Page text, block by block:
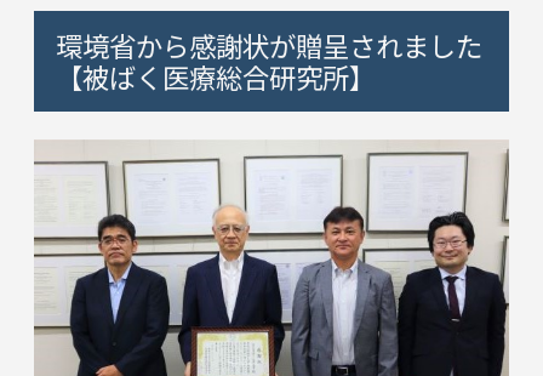
環境省から感謝状が贈呈されました
【被ばく医療総合研究所】